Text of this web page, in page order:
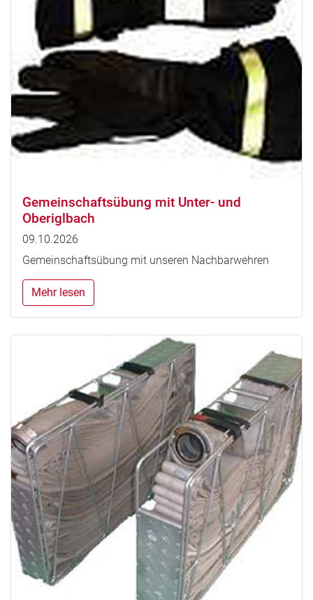
Gemeinschaftsübung mit Unter- und
Oberiglbach
09.10.2026
Gemeinschaftsübung mit unseren Nachbarwehren
Mehr lesen